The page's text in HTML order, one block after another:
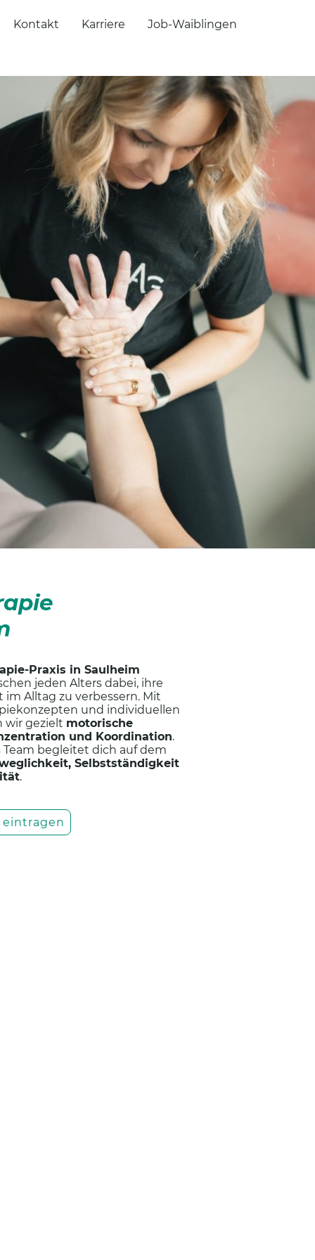
Kontakt Karriere Job-Waiblingen
Praxis in Saulheim
jeden Alters dabei, ihre
Alltag zu verbessern. Mit
und individuellen
wir gezielt motorische
und Koordination.
Team begleitet dich auf dem
Selbstständigkeit
.